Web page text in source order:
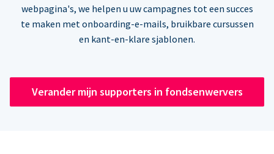
webpagina's, we helpen u uw campagnes tot een succes
te maken met onboarding-e-mails, bruikbare cursussen
en kant-en-klare sjablonen.
Verander mijn supporters in fondsenwervers